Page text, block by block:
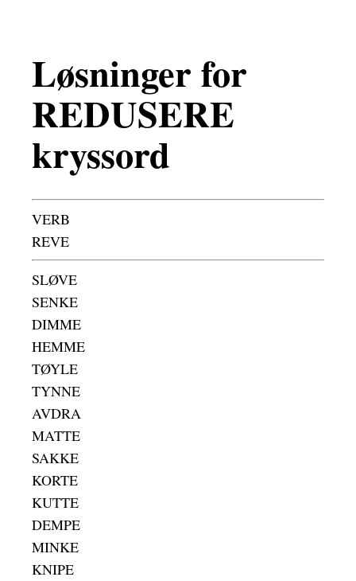
Løsninger for
REDUSERE
kryssord
VERB
REVE
SLØVE
SENKE
DIMME
HEMME
TØYLE
TYNNE
AVDRA
MATTE
SAKKE
KORTE
KUTTE
DEMPE
MINKE
KNIPE